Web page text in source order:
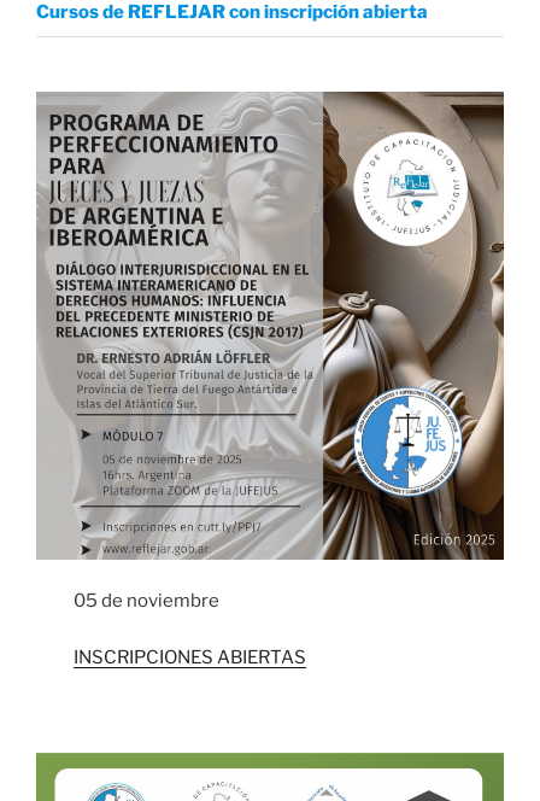
Cursos de REFLEJAR con inscripción abierta
05 de noviembre
INSCRIPCIONES ABIERTAS